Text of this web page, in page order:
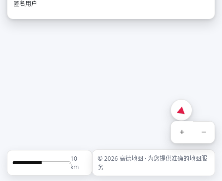
匿名用户
+ −
10
km
© 2026 高德地图 · 为您提供准确的地图服
务